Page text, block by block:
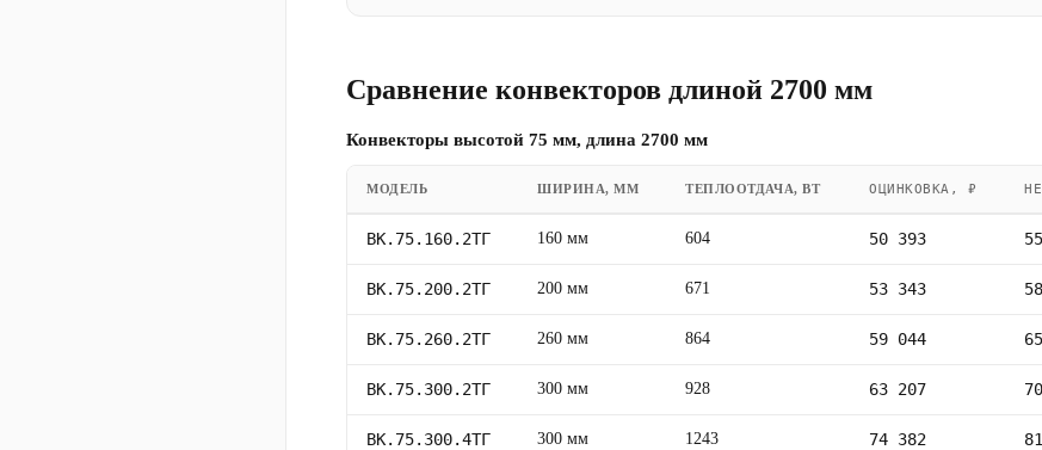
Сравнение конвекторов длиной 2700 мм
Конвекторы высотой 75 мм, длина 2700 мм
МОДЕЛЬ ШИРИНА, ММ ТЕПЛООТДАЧА, ВТ ОЦИНКОВКА, ₽
ВК.75.160.2ТГ 160 мм 604 50 393
ВК.75.200.2ТГ 200 мм 671 53 343
ВК.75.260.2ТГ 260 мм 864 59 044
ВК.75.300.2ТГ 300 мм 928 63 207
ВК.75.300.4ТГ 300 мм 1243 74 382